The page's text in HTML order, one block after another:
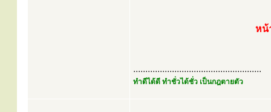
หน้
.....................................................
ทำดีได้ดี ทำชั่วได้ชั่ว เป็นกฎตายตัว